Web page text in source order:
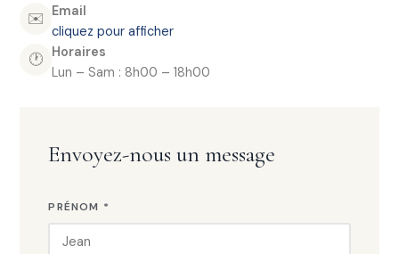
✉️
Email
cliquez pour afficher
🕐
Horaires
Lun – Sam : 8h00 – 18h00
Envoyez-nous un message
PRÉNOM *